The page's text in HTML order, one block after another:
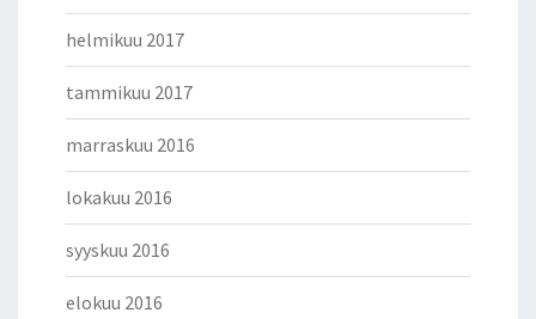
helmikuu 2017
tammikuu 2017
marraskuu 2016
lokakuu 2016
syyskuu 2016
elokuu 2016